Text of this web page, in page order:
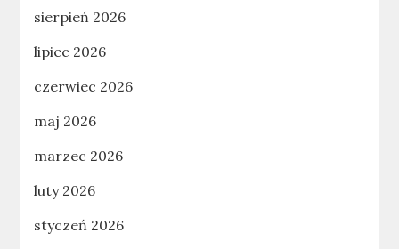
sierpień 2026
lipiec 2026
czerwiec 2026
maj 2026
marzec 2026
luty 2026
styczeń 2026